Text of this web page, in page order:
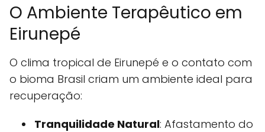
O Ambiente Terapêutico em
Eirunepé
O clima tropical de Eirunepé e o contato com
o bioma Brasil criam um ambiente ideal para
recuperação:
Tranquilidade Natural: Afastamento do